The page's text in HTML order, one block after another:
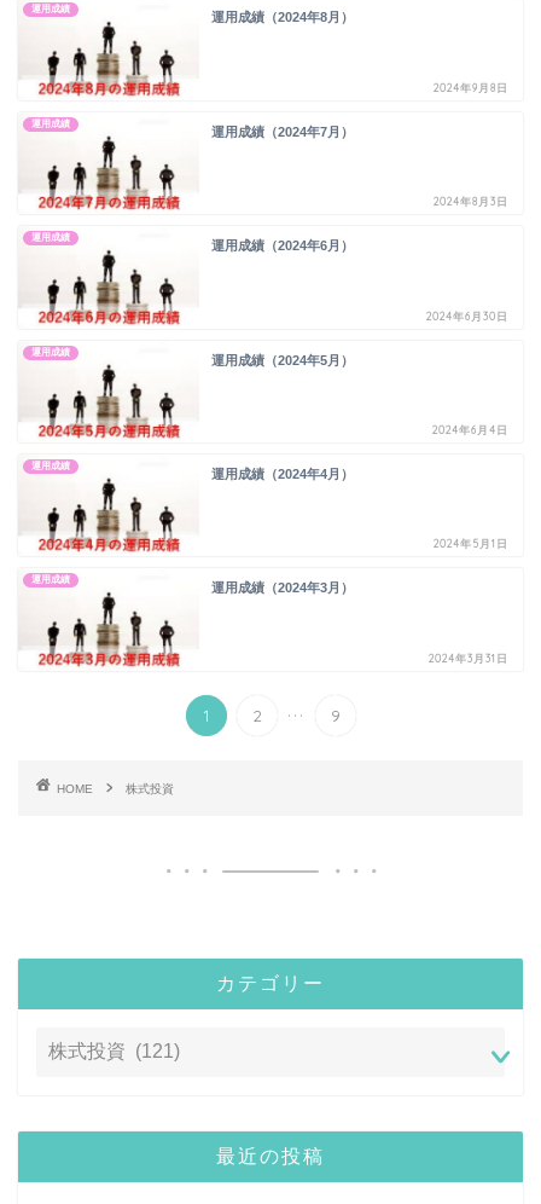
運用成績
運用成績（2024年8月）
2024年9月8日
運用成績
運用成績（2024年7月）
2024年8月3日
運用成績
運用成績（2024年6月）
2024年6月30日
運用成績
運用成績（2024年5月）
2024年6月4日
運用成績
運用成績（2024年4月）
2024年5月1日
運用成績
運用成績（2024年3月）
2024年3月31日
1 2 ... 9
HOME 株式投資
カテゴリー
最近の投稿